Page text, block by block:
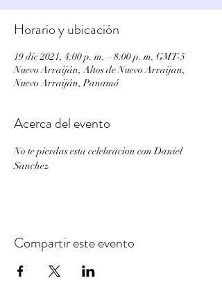
Horario y ubicación
19 dic 2021, 4:00 p. m. – 8:00 p. m. GMT-5
Nuevo Arraiján, Altos de Nuevo Arraijan,
Nuevo Arraiján, Panamá
Acerca del evento
No te pierdas esta celebracion con Daniel
Sanchez
Compartir este evento